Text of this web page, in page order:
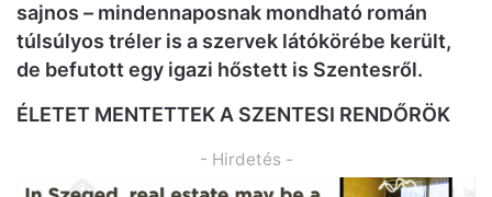
sajnos – mindennaposnak mondható román
túlsúlyos tréler is a szervek látókörébe került,
de befutott egy igazi hőstett is Szentesről.
ÉLETET MENTETTEK A SZENTESI RENDŐRÖK
- Hirdetés -